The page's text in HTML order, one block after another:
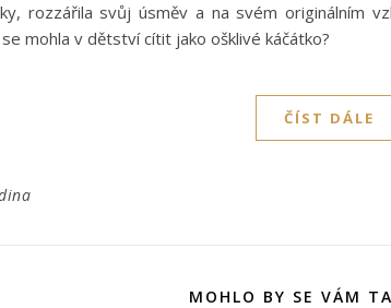
rozzářila svůj úsměv a na svém originálním
mohla v dětství cítit jako ošklivé káčátko?
ČÍST DÁLE
MOHLO BY SE VÁM